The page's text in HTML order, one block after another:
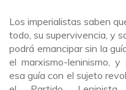
Los imperialistas saben
todo, su supervivencia, y
podrá emancipar sin la
el marxismo-leninismo,
esa guía con el sujeto